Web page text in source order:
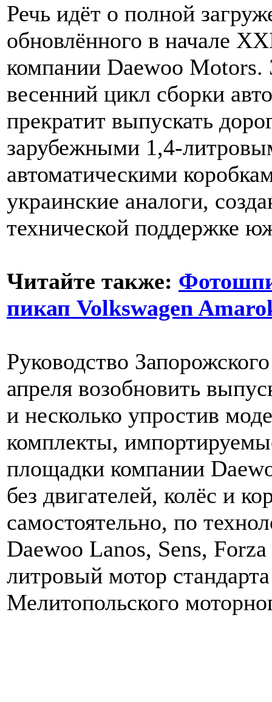
Речь идёт о полной
обновлённого в начале
компании Daewoo Motors.
весенний цикл сборки
прекратит выпускать
зарубежными 1,4-
автоматическими
украинские аналоги,
технической поддержке
Читайте также:
пикап Volkswagen
Руководство
апреля возобновить
и несколько упростив
комплекты,
площадки компании
без двигателей, колёс и
самостоятельно, по
Daewoo Lanos, Sens,
литровый мотор
Мелитопольского